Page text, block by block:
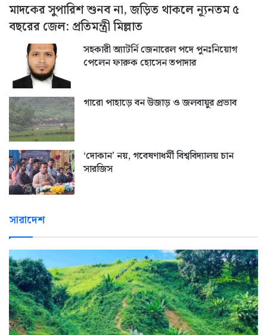
মাদকের সুপারিশ শুনব না, জড়িত থাকলে ন্যূনতম ৫
বছরের জেল: প্রতিমন্ত্রী মিল্লাত
সহকারী অ্যাটর্নি জেনারেল পদে পুনঃনিয়োগ
পেলেন ফারুক হোসেন তপাদার
গারো পাহাড়ে বন উজাড় ও জলবায়ুর প্রভাব
‘দোকান’ নয়, গবেষণাধর্মী বিশ্ববিদ্যালয় চান
সারজিস
সারাদেশ